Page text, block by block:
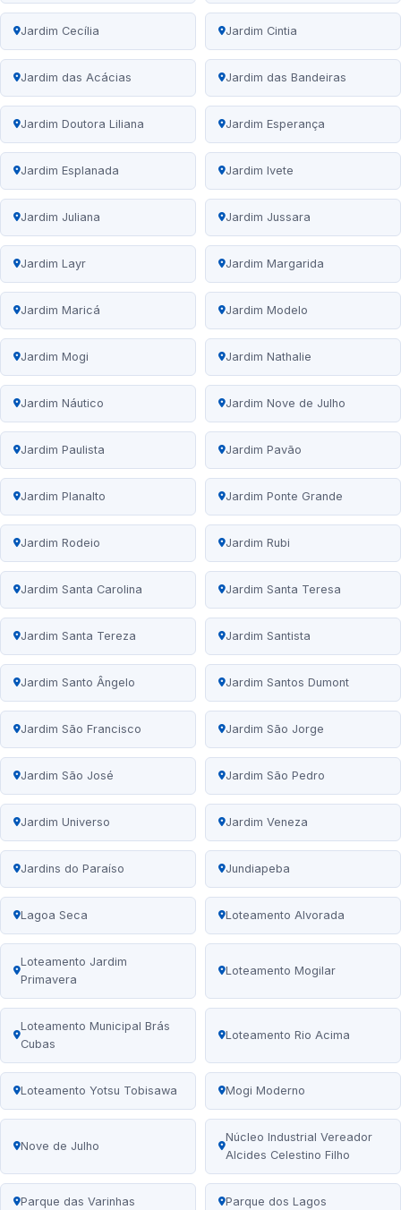
Jardim Cecília Jardim Cintia
Jardim das Acácias Jardim das Bandeiras
Jardim Doutora Liliana Jardim Esperança
Jardim Esplanada Jardim Ivete
Jardim Juliana Jardim Jussara
Jardim Layr Jardim Margarida
Jardim Maricá Jardim Modelo
Jardim Mogi Jardim Nathalie
Jardim Náutico Jardim Nove de Julho
Jardim Paulista Jardim Pavão
Jardim Planalto Jardim Ponte Grande
Jardim Rodeio Jardim Rubi
Jardim Santa Carolina Jardim Santa Teresa
Jardim Santa Tereza Jardim Santista
Jardim Santo Ângelo Jardim Santos Dumont
Jardim São Francisco Jardim São Jorge
Jardim São José Jardim São Pedro
Jardim Universo Jardim Veneza
Jardins do Paraíso Jundiapeba
Lagoa Seca Loteamento Alvorada
Loteamento Jardim
Primavera
Loteamento Mogilar
Loteamento Municipal Brás
Cubas
Loteamento Rio Acima
Loteamento Yotsu Tobisawa Mogi Moderno
Nove de Julho
Núcleo Industrial Vereador
Alcides Celestino Filho
Parque das Varinhas Parque dos Lagos